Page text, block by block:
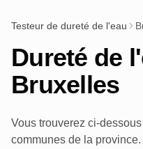
Testeur de dureté de l'eau
Dureté de
Bruxelles
Vous trouverez ci-
communes de la